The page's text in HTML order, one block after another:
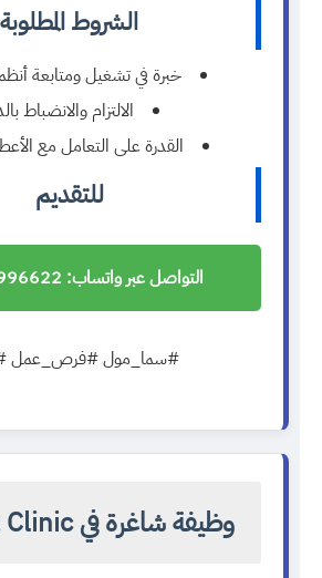
الشروط المطلوبة
خبرة في تشغيل ومتابعة
الالتزام والانضباط
القدرة على التعامل مع
للتقديم
التواصل عبر واتساب: 07810996622
#سما_مول #فرص_عمل
وظيفة شاغرة في Patricia Clinic